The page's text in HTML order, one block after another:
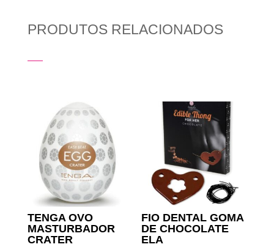
PRODUTOS RELACIONADOS
TENGA OVO
MASTURBADOR
CRATER
FIO DENTAL GOMA
DE CHOCOLATE
ELA